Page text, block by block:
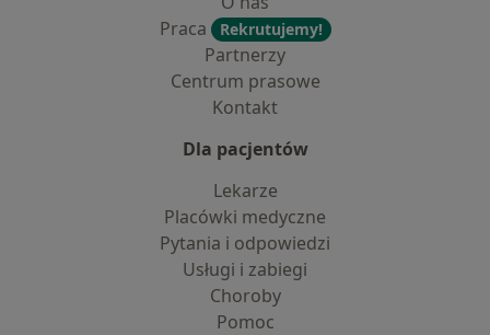
Praca
Rekrutujemy!
Partnerzy
Centrum prasowe
Kontakt
Dla pacjentów
Lekarze
Placówki medyczne
Pytania i odpowiedzi
Usługi i zabiegi
Choroby
Pomoc